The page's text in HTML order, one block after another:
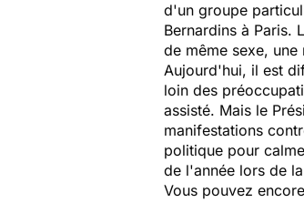
d'un groupe
Bernardins à Paris.
de même sexe,
Aujourd'hui, il est
loin des
assisté. Mais le
manifestations
politique pour
de l'année lors de
Vous pouvez